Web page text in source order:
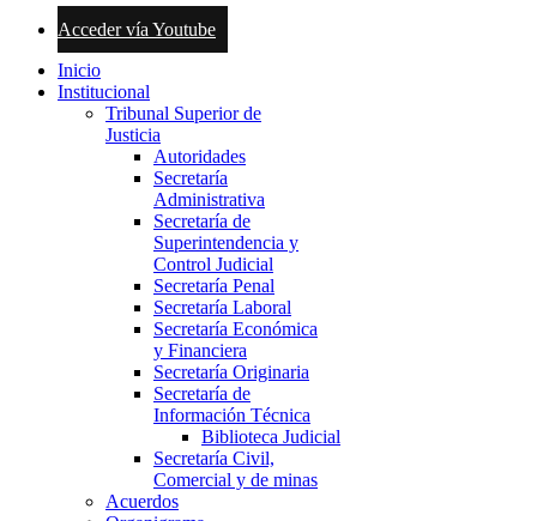
Acceder vía Youtube
Inicio
Institucional
Tribunal Superior de
Justicia
Autoridades
Secretaría
Administrativa
Secretaría de
Superintendencia y
Control Judicial
Secretaría Penal
Secretaría Laboral
Secretaría Económica
y Financiera
Secretaría Originaria
Secretaría de
Información Técnica
Biblioteca Judicial
Secretaría Civil,
Comercial y de minas
Acuerdos